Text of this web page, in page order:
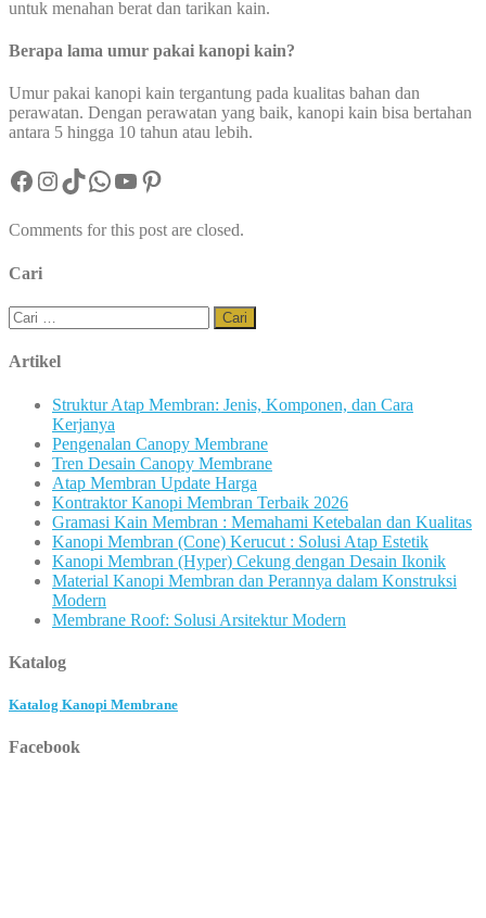
untuk menahan berat dan tarikan kain.
Berapa lama umur pakai kanopi kain?
Umur pakai kanopi kain tergantung pada kualitas bahan dan
perawatan. Dengan perawatan yang baik, kanopi kain bisa bertahan
antara 5 hingga 10 tahun atau lebih.
Facebook
Instagram
TikTok
WhatsApp
YouTube
Pinterest
Comments for this post are closed.
Cari
Cari
untuk:
Artikel
Struktur Atap Membran: Jenis, Komponen, dan Cara
Kerjanya
Pengenalan Canopy Membrane
Tren Desain Canopy Membrane
Atap Membran Update Harga
Kontraktor Kanopi Membran Terbaik 2026
Gramasi Kain Membran : Memahami Ketebalan dan Kualitas
Kanopi Membran (Cone) Kerucut : Solusi Atap Estetik
Kanopi Membran (Hyper) Cekung dengan Desain Ikonik
Material Kanopi Membran dan Perannya dalam Konstruksi
Modern
Membrane Roof: Solusi Arsitektur Modern
Katalog
Katalog Kanopi Membrane
Facebook